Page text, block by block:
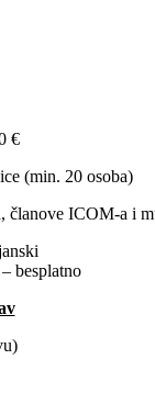
€
(min. 20 osoba)
članove ICOM-a i
besplatno